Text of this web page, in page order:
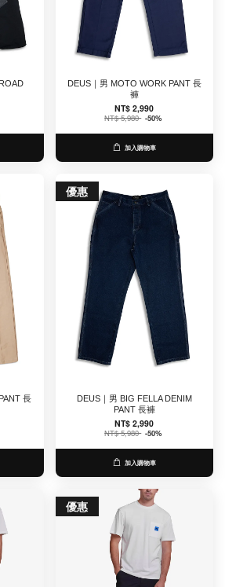
DEUS｜男 MOTO WORK PANT 長
褲
NT$ 2,990
NT$ 5,980 -50%
加入購物車
長
優惠
DEUS｜男 BIG FELLA DENIM
PANT 長褲
NT$ 2,990
NT$ 5,980 -50%
加入購物車
優惠